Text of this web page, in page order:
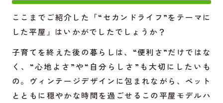
ここまでご紹介した「“セカンドライフ”をテーマに
した平屋」はいかがでしたでしょうか？
子育てを終えた後の暮らしは、“便利さ”だけではな
く、“心地よさ”や“自分らしさ”も大切にしたいも
の。ヴィンテージデザインに包まれながら、ペット
とともに穏やかな時間を過ごせるこの平屋モデルハ